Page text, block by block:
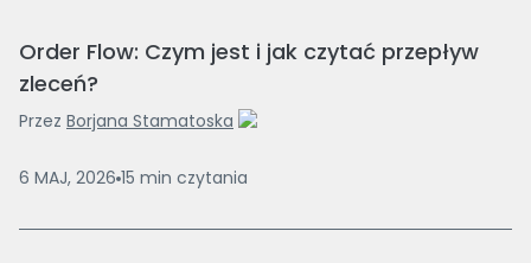
Order Flow: Czym jest i jak czytać przepływ
zleceń?
Przez Borjana Stamatoska
6 MAJ, 2026 15 min czytania